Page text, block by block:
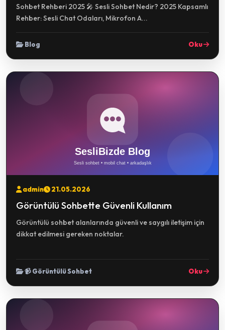
Sohbet Rehberi 2025 🎤 Sesli Sohbet Nedir? 2025 Kapsamlı
Rehber: Sesli Chat Odaları, Mikrofon A...
Blog Oku
admin 21.05.2026
Görüntülü Sohbette Güvenli Kullanım
Görüntülü sohbet alanlarında güvenli ve saygılı iletişim için
dikkat edilmesi gereken noktalar.
📹 Görüntülü Sohbet Oku